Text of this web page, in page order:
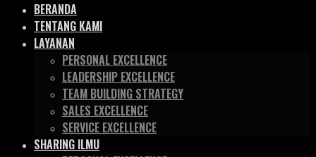
BERANDA
TENTANG KAMI
LAYANAN
PERSONAL EXCELLENCE
LEADERSHIP EXCELLENCE
TEAM BUILDING STRATEGY
SALES EXCELLENCE
SERVICE EXCELLENCE
SHARING ILMU